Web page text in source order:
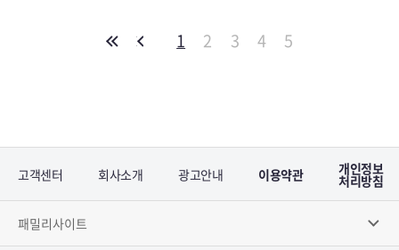
1 2 3 4 5
고객센터 회사소개 광고안내 이용약관 개인정보
처리방침
패밀리사이트